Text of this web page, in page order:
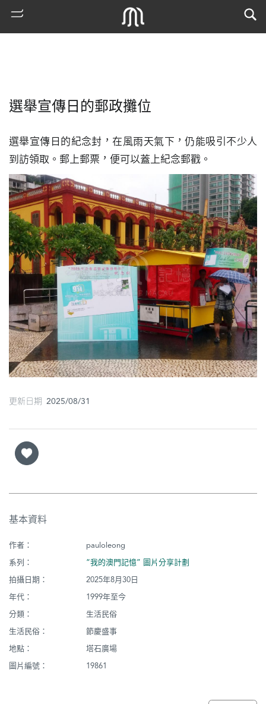
熱
門
搜
索
古
地
媽
閣
寺
廟
士
選舉宣傳日的郵政攤位
選舉宣傳日的紀念封，在風雨天氣下，仍能吸引不少人
到訪領取。郵上郵票，便可以蓋上紀念郵戳。
更新日期 2025/08/31
基本資料
作者：
pauloleong
系列：
“我的澳門記憶” 圖片分享計劃
拍攝日期：
2025年8月30日
年代：
1999年至今
分類：
生活民俗
生活民俗：
節慶盛事
地點：
塔石廣場
圖片編號：
19861